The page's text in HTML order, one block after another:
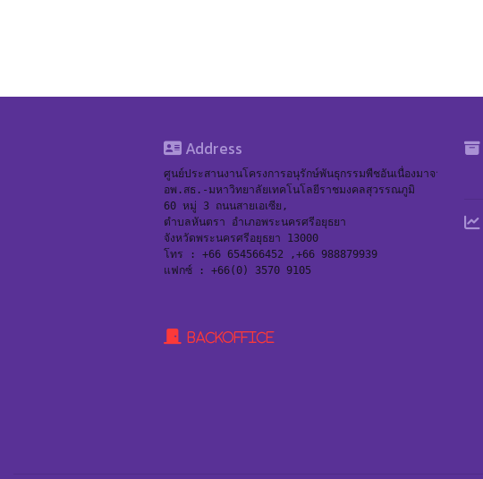
Address
ศูนย์ประสานงานโครงการอนุรักษ์พันธุกรรมพืชอันเนื่องมาจากพระร
อพ.สธ.-มหาวิทยาลัยเทคโนโลยีราชมงคลสุวรรณภูมิ
60 หมู่ 3 ถนนสายเอเซีย,
ตำบลหันตรา อำเภอพระนครศรีอยุธยา
จังหวัดพระนครศรีอยุธยา 13000
โทร : +66 654566452 ,+66 988879939
แฟกซ์ : +66(0) 3570 9105
BackOffice